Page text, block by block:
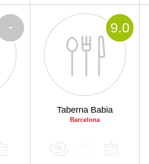
-
Taberna Babia
Barcelona
9.0